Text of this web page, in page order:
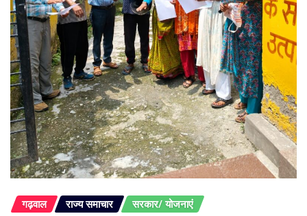
गढ़वाल राज्य समाचार सरकार/ योजनाएं